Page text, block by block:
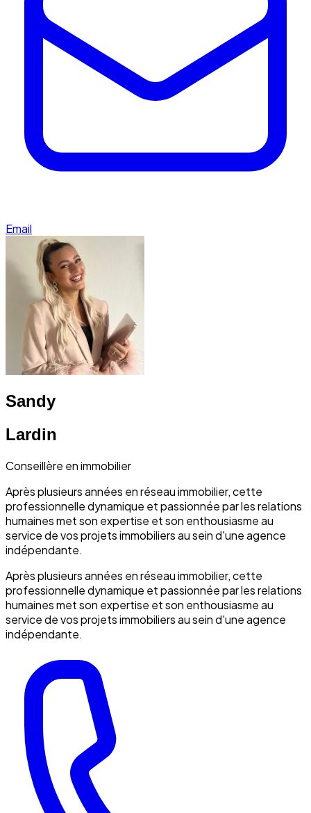
Email
Sandy
Lardin
Conseillère en immobilier
Après plusieurs années en réseau immobilier, cette
professionnelle dynamique et passionnée par les relations
humaines met son expertise et son enthousiasme au
service de vos projets immobiliers au sein d'une agence
indépendante.
Après plusieurs années en réseau immobilier, cette
professionnelle dynamique et passionnée par les relations
humaines met son expertise et son enthousiasme au
service de vos projets immobiliers au sein d'une agence
indépendante.